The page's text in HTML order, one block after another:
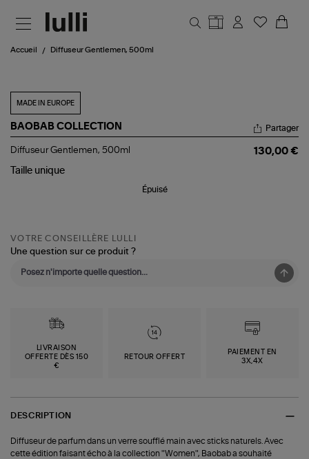
Accueil Diffuseur Gentlemen, 500ml
MADE IN EUROPE
BAOBAB COLLECTION
Diffuseur
500ml
Partager
Diffuseur Gentlemen, 500ml
130,00 €
Taille unique
Épuisé
VOTRE CONSEILLÈRE LULLI
Une question sur ce produit ?
LIVRAISON
OFFERTE DÈS 150
€
RETOUR OFFERT
PAIEMENT EN
3X,4X
DESCRIPTION
Diffuseur de parfum dans un verre soufflé main avec sticks naturels. Avec
cette édition faisant écho à la collection "Women", Baobab a souhaité